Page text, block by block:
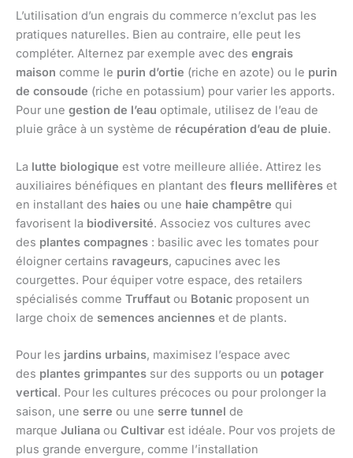
L’utilisation d’un engrais du commerce n’exclut pas les
pratiques naturelles. Bien au contraire, elle peut les
compléter. Alternez par exemple avec des engrais
maison comme le purin d’ortie (riche en azote) ou le purin
de consoude (riche en potassium) pour varier les apports.
Pour une gestion de l’eau optimale, utilisez de l’eau de
pluie grâce à un système de récupération d’eau de pluie.
La lutte biologique est votre meilleure alliée. Attirez les
auxiliaires bénéfiques en plantant des fleurs mellifères et
en installant des haies ou une haie champêtre qui
favorisent la biodiversité. Associez vos cultures avec
des plantes compagnes : basilic avec les tomates pour
éloigner certains ravageurs, capucines avec les
courgettes. Pour équiper votre espace, des retailers
spécialisés comme Truffaut ou Botanic proposent un
large choix de semences anciennes et de plants.
Pour les jardins urbains, maximisez l’espace avec
des plantes grimpantes sur des supports ou un potager
vertical. Pour les cultures précoces ou pour prolonger la
saison, une serre ou une serre tunnel de
marque Juliana ou Cultivar est idéale. Pour vos projets de
plus grande envergure, comme l’installation